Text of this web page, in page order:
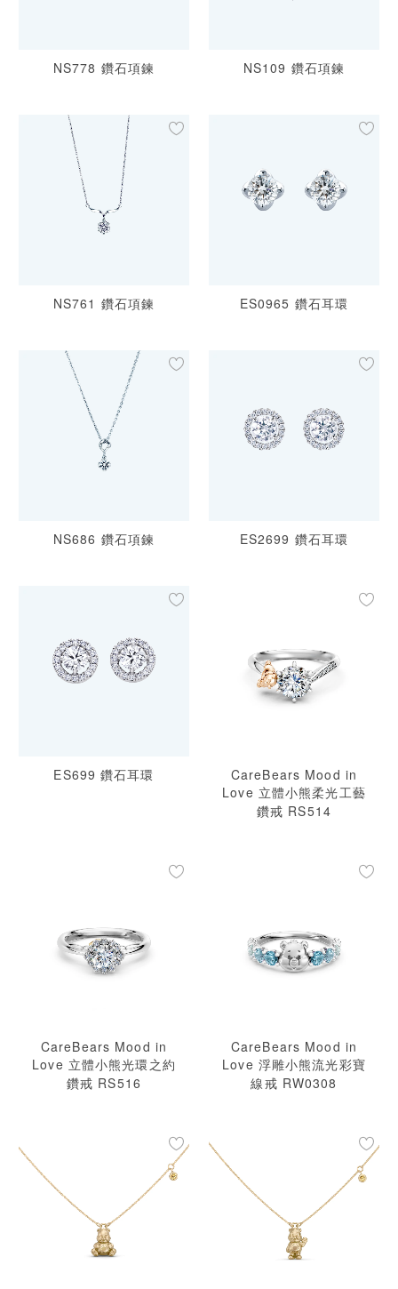
NS778 鑽石項鍊 NS109 鑽石項鍊
NS761 鑽石項鍊 ES0965 鑽石耳環
NS686 鑽石項鍊 ES2699 鑽石耳環
ES699 鑽石耳環
CareBears Mood in
Love 立體小熊柔光工藝
鑽戒 RS514
CareBears Mood in
Love 立體小熊光環之約
鑽戒 RS516
CareBears Mood in
Love 浮雕小熊流光彩寶
線戒 RW0308